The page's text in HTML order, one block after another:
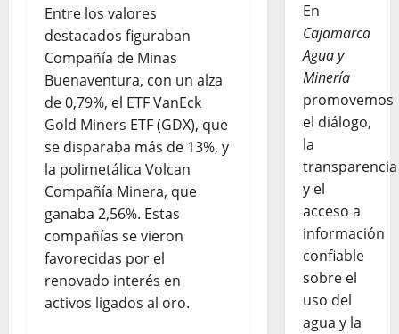
Entre los valores
destacados figuraban
Compañía de Minas
Buenaventura, con un alza
de 0,79%, el ETF VanEck
Gold Miners ETF (GDX), que
se disparaba más de 13%, y
la polimetálica Volcan
Compañía Minera, que
ganaba 2,56%. Estas
compañías se vieron
favorecidas por el
renovado interés en
activos ligados al oro.
En
Cajamarca
Agua y
Minería
promovemos
el diálogo,
la
transparencia
y el
acceso a
información
confiable
sobre el
uso del
agua y la